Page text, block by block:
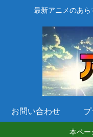
最新アニメのあら
お問い合わせ
本ペー